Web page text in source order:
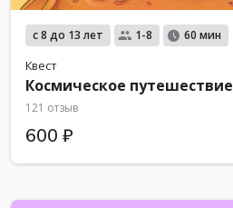
с 8 до 13 лет 1-8 60 мин
Квест
Космическое путешествие
121 отзыв
600 ₽